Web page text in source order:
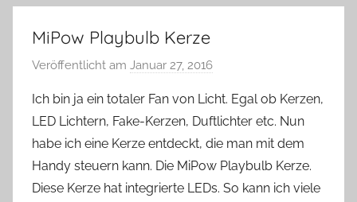
MiPow Playbulb Kerze
Veröffentlicht am Januar 27, 2016
n
Y
v
o
n
Ich bin ja ein totaler Fan von Licht. Egal ob Kerzen,
LED Lichtern, Fake-Kerzen, Duftlichter etc. Nun
habe ich eine Kerze entdeckt, die man mit dem
Handy steuern kann. Die MiPow Playbulb Kerze.
Diese Kerze hat integrierte LEDs. So kann ich viele